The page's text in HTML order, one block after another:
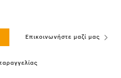
Επικοινωνήστε μαζί μας